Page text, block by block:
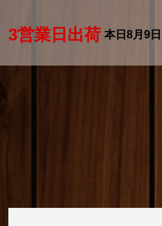
3営業日出荷 本日 8月9日